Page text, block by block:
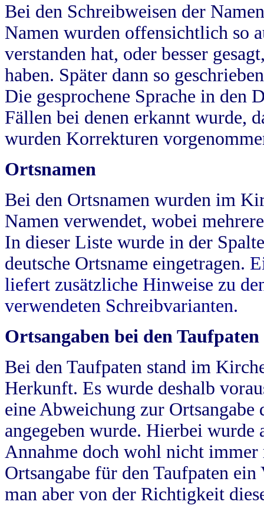
Bei den Schreibweisen der
Namen wurden offensichtlich so
verstanden hat, oder besser
haben. Später dann so
Die gesprochene Sprache in
Fällen bei denen erkannt wurde,
wurden Korrekturen
Ortsnamen
Bei den Ortsnamen wurden im
Namen verwendet, wobei
In dieser Liste wurde in der
deutsche Ortsname eingetragen.
liefert zusätzliche Hinweise zu
verwendeten Schreibvarianten.
Ortsangaben bei den Taufpaten
Bei den Taufpaten stand im
Herkunft. Es wurde deshalb
eine Abweichung zur
angegeben wurde. Hierbei wurde
Annahme doch wohl nicht
Ortsangabe für den Taufpaten
man aber von der Richtigkeit